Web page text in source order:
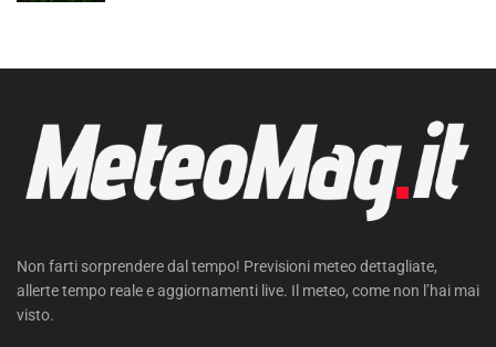
Non farti sorprendere dal tempo! Previsioni meteo dettagliate,
allerte tempo reale e aggiornamenti live. Il meteo, come non l’hai mai
visto.